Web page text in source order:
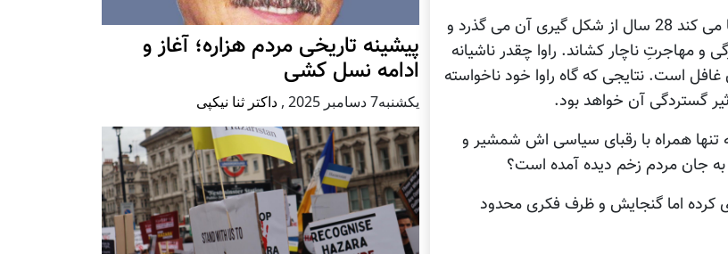
نه؛ اين ويژگی يک جريان انديشمند و پيشرو نيست. راوا ادعا می کند 28 سال از شکل گيری آن می گذرد و
مهاجرتِ ناچار کشاند. راوا چقدر ناشيانه
است. نتايجی که گاه راوا خود ناخواسته
گستردگی آن خواهد بود.
سال همين قدر بوده که تنها همراه با رقبای سياسی اش شمشير و
به جان مردم زخم ديده آمده است؟
اين سازمان، 28 سال عمر سپری کرده اما گنجايش و ظرف فکری محدود
پيشينه تاريخی مردم هزاره؛ آغاز و
ادامه نسل کشی
يكشنبه7 دسامبر 2025 , داکتر ثنا نیکپی